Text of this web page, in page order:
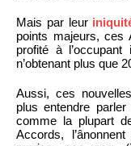
Mais par leur
points majeurs, ces
profité à
n’obtenant plus que
Aussi, ces
plus entendre
comme la plupart
Accords,